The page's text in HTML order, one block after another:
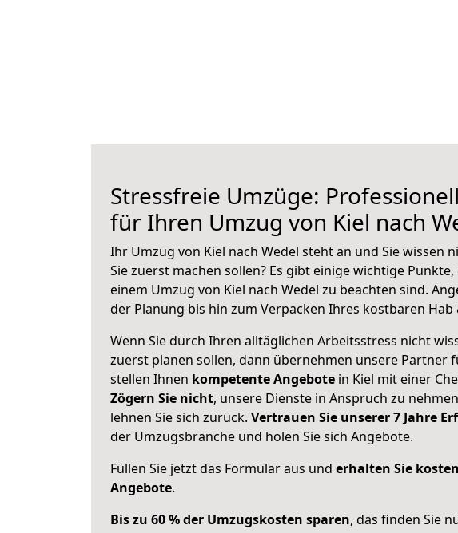
Stressfreie Umzüge:
für Ihren Umzug von Kiel nach
Ihr Umzug von Kiel nach Wedel steht an und Sie wissen
Sie zuerst machen sollen? Es gibt einige wichtige Punkte,
einem Umzug von Kiel nach Wedel zu beachten sind.
der Planung bis hin zum Verpacken Ihres kostbaren Hab
Wenn Sie durch Ihren alltäglichen Arbeitsstress nicht
zuerst planen sollen, dann übernehmen unsere Partner
stellen Ihnen kompetente Angebote in Kiel mit einer
Zögern Sie nicht, unsere Dienste in Anspruch zu
lehnen Sie sich zurück. Vertrauen Sie unserer 7 Jahre
der Umzugsbranche und holen Sie sich Angebote.
Füllen Sie jetzt das Formular aus und erhalten Sie
Angebote.
Bis zu 60 % der Umzugskosten sparen, das finden Sie